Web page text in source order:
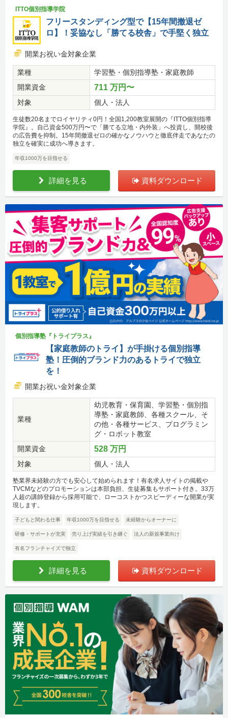
ITTO個別指導学院
フリースタンディング型で【15年間撤退ゼ
ロ】！妥協なし「勝てる校舎」で手堅く独立
開業お祝い金対象企業
業種
学習塾・個別指導塾・家庭教師
開業資金
711 万円〜
対象 個人・法人
生徒数20名までロイヤリティ0円！全国1,200教室展開の『ITTO個別指導
学院』。自己資金500万円〜で「勝てる立地・内外装」へ投資し、開校後
の広告費を抑制。15年間撤退ゼロの確かなノウハウと徹底伴走であなたの
独立を確実に成功へ導きます。
年収1000万を目指せる
詳細を見る 資料ダウンロード
個別指導塾『トライプラス』
【家庭教師のトライ】が手掛ける個別指導
塾！圧倒的ブランド力のあるトライで独立
を！
開業お祝い金対象企業
業種
幼児教育・保育園、学習塾・個別指
導塾・家庭教師、各種スクール、そ
の他・各種サービス、プログラミン
グ・ロボット教室
開業資金
528 万円
対象 個人・法人
塾業界未経験の方でも安心して始められます！有名求人サイトの掲載や
TVCMなどのプロモーションは本部負担、生徒募集もサポート付き。33万
人超の講師登録から採用可能で、ローコストかつスピーディーな開業が実
現します。
子どもと関わる仕事 年収1000万を目指せる 未経験からオーナーに
研修・サポートが充実 売り上げ実績を引き継ぐ 法人の新規事業向け
有名フランチャイズで独立
詳細を見る 資料ダウンロード